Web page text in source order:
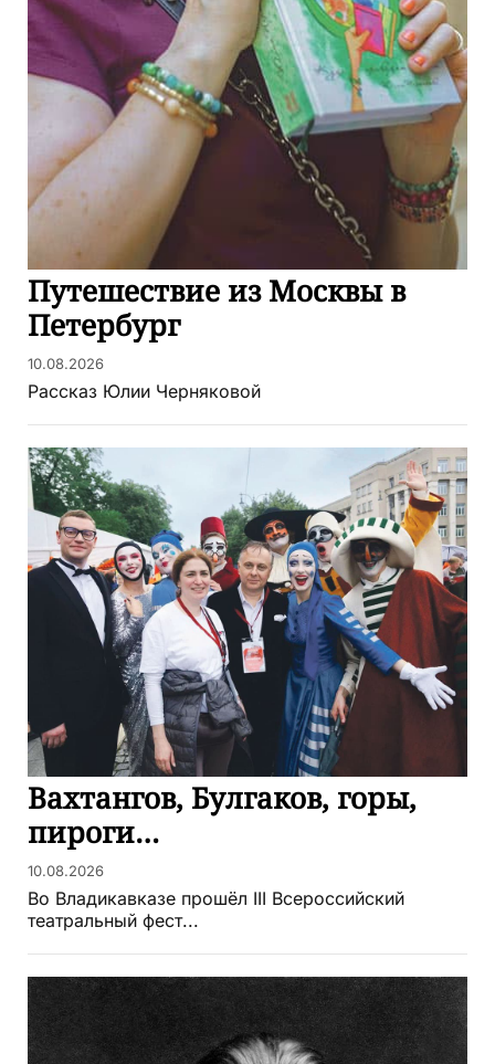
Путешествие из Москвы в
Петербург
10.08.2026
Рассказ Юлии Черняковой
Вахтангов, Булгаков, горы,
пироги…
10.08.2026
Во Владикавказе прошёл III Всероссийский
театральный фест...